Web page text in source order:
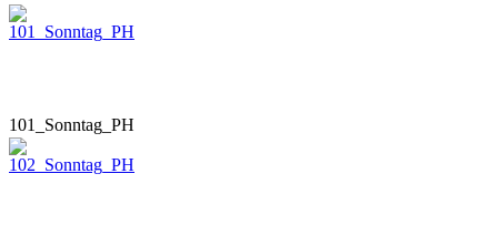
101_Sonntag_PH